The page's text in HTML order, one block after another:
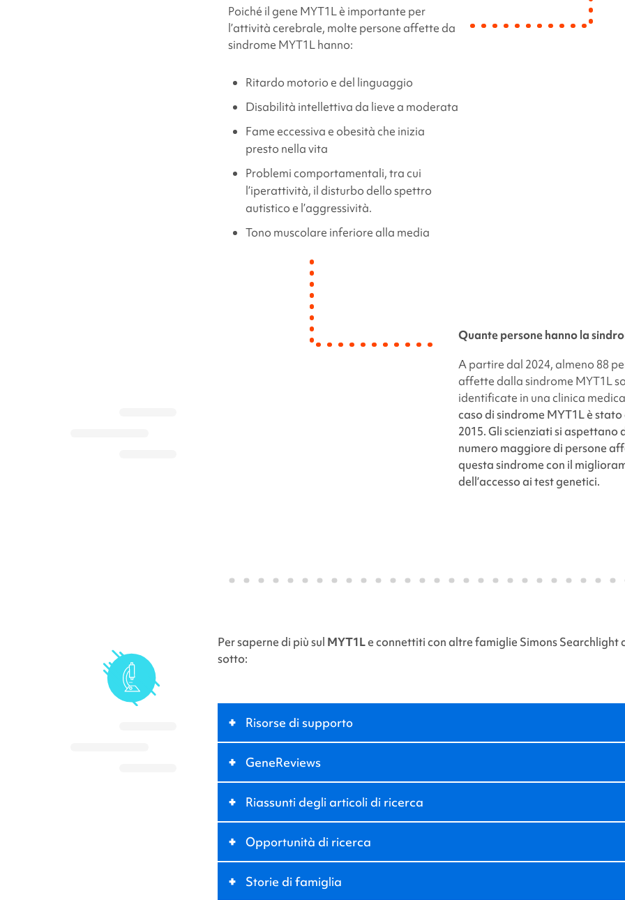
Poiché il gene MYT1Lè importante per
l’attività cerebrale, molte persone affette da
sindrome MYT1Lhanno:
Ritardo motorio e del linguaggio
Disabilità intellettiva da lieve a moderata
Fame eccessiva e obesità che inizia
presto nella vita
Problemi comportamentali, tra cui
l’iperattività, il disturbo dello spettro
autistico e l’aggressività.
Tono muscolare inferiore alla media
Quante persone hanno la
A partire dal 2024, almeno 88
affette dallasindrome MYT1L
identificate in una clinica
caso disindrome MYT1Lè stato
2015. Gli scienziati si aspettano
numero maggiore di persone
questa sindrome con il
dell’accesso ai test genetici.
Per saperne di più sul MYT1Le connettiti con altre famiglie Simons Searchlight
sotto:
+ Risorse di supporto
+ GeneReviews
+ Riassunti degli articoli di ricerca
+ Opportunità di ricerca
+ Storie di famiglia